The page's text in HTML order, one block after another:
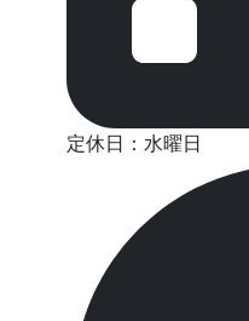
定休日：水曜日